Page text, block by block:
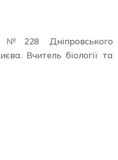
№228 Дніпровського
Вчитель біології та